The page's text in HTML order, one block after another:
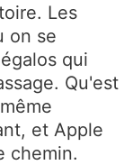
Les
on se
qui
Qu'est
et Apple
chemin.